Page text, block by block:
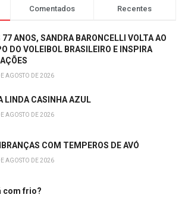
Comentados Recentes
77 ANOS, SANDRA BARONCELLI VOLTA AO
DO VOLEIBOL BRASILEIRO E INSPIRA
AGOSTO DE 2026
LINDA CASINHA AZUL
AGOSTO DE 2026
COM TEMPEROS DE AVÓ
AGOSTO DE 2026
com frio?